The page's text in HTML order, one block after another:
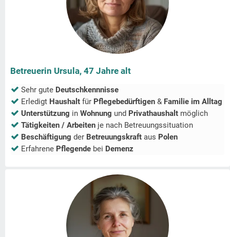
Betreuerin Ursula, 47 Jahre alt
Sehr gute Deutschkennnisse
Erledigt Haushalt für Pflegebedürftigen & Familie im Alltag
Unterstützung in Wohnung und Privathaushalt möglich
Tätigkeiten / Arbeiten je nach Betreuungssituation
Beschäftigung der Betreuungskraft aus Polen
Erfahrene Pflegende bei Demenz